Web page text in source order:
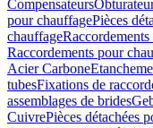
Compensateurs
pour chauffagePièces
chauffage
Raccordements pour
Acier Carbone
tubesFixations de
assemblages de brides
CuivrePièces détachées